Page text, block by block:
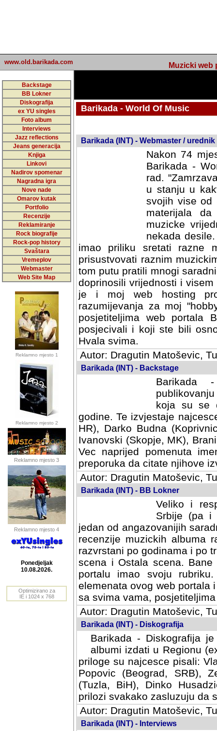
www.old.barikada.com Muzicki web
Backstage
BB Lokner
Diskografija
ex YU singles
Foto album
Interviews
Jazz reflections
Jeans generacija
Knjiga
Linkovi
Nadirov spomenar
Nagradna igra
Nove nade
Omarov kutak
Portfolio
Recenzije
Reklamiranje
Rock biografije
Rock-pop history
Svaštara
Vremeplov
Webmaster
Web Site Map
Reklamno mjesto 1
Reklamno mjesto 2
Reklamno mjesto 3
Reklamno mjesto 4
Barikada - World Of Music
Barikada (INT) - Webmaster / urednik
Nakon 74
Barikada -
rad.
u stanju u
svojih vise od
materijala
muzicke
nekada
imao priliku sretati razne
prisustvovati raznim
tom putu pratili mnogi
doprinosili vrijednosti i
je i moj web hosting
razumijevanja za moj
posjetiteljima web portala
posjecivali i koji ste bili
Hvala svima.
Autor: Dragutin Matoševic,
Barikada (INT) - Backstage
Barikada
koja su se
godine. Te izvjestaje
HR), Darko Budna
Ivanovski (Skopje, MK),
Vec naprijed pomenuta
preporuka da citate njihove
Autor: Dragutin Matoševic,
Barikada (INT) - BB Lokner
Veliko i
Srbije (pa i
jedan od angazovanijih
recenzije muzickih albuma
razvrstani po godinama i po
scena i Ostala scena.
portalu imao svoju
elemenata ovog web portala
sa svima vama,
Autor: Dragutin Matoševic,
Barikada (INT) - Diskografija
Barikada - Diskografija
albumi izdati u Regionu
priloge su najcesce pisali:
Popovic (Beograd, SRB),
(Tuzla, BiH), Dinko
prilozi svakako zasluzuju da
Autor: Dragutin Matoševic,
Barikada (INT) - Interviews